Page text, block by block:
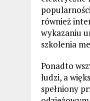
również
wykazaniu
szkolenia
Ponadto
ludzi, a
spełniony